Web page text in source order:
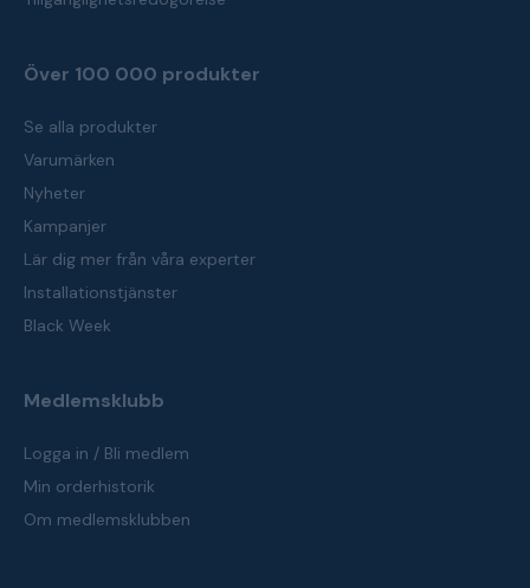
Över 100 000 produkter
Se alla produkter
Varumärken
Nyheter
Kampanjer
Lär dig mer från våra experter
Installationstjänster
Black Week
Medlemsklubb
Logga in / Bli medlem
Min orderhistorik
Om medlemsklubben